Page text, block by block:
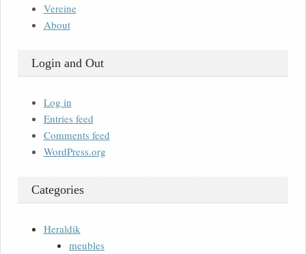
Vereine
About
Login and Out
Log in
Entries feed
Comments feed
WordPress.org
Categories
Heraldik
meubles